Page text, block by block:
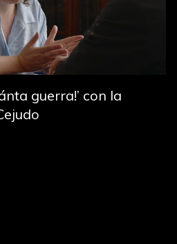
guerra!’ con la